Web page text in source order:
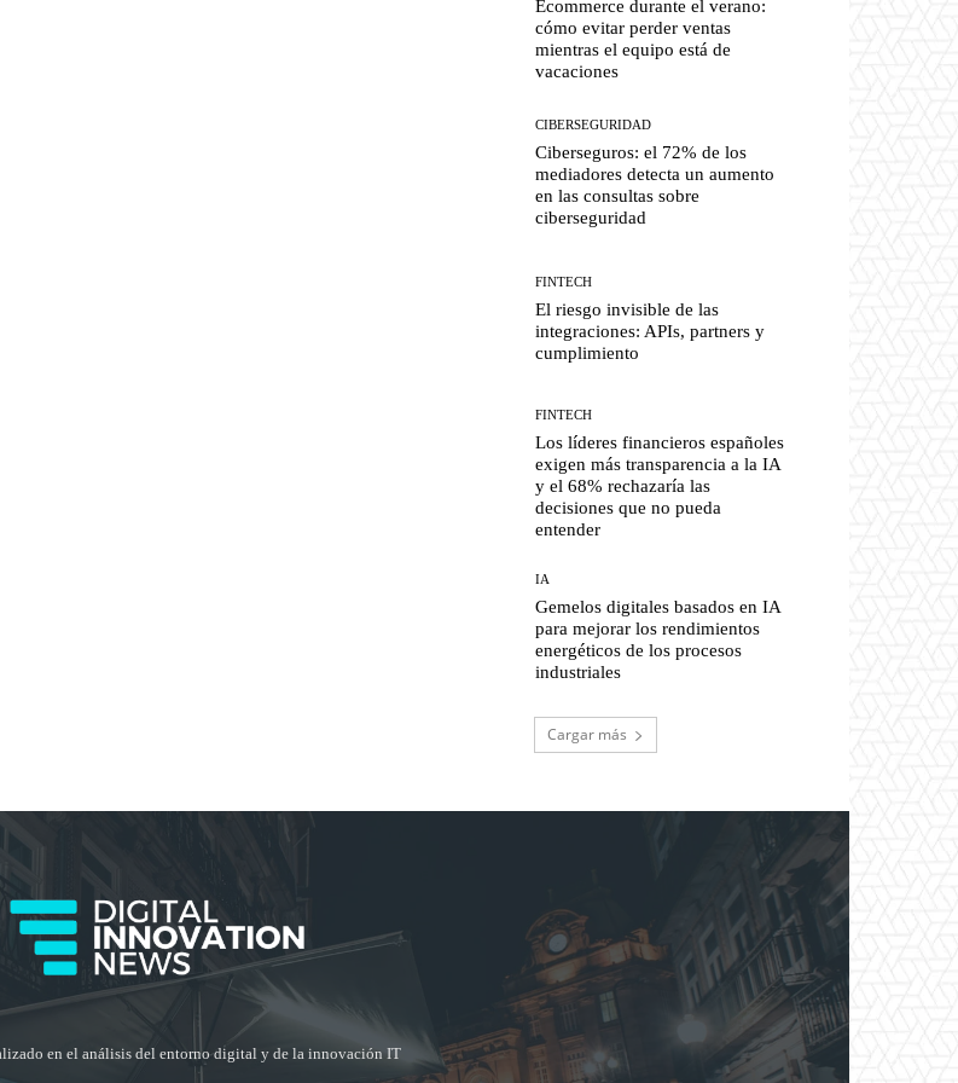
Ecommerce durante el verano:
cómo evitar perder ventas
mientras el equipo está de
vacaciones
CIBERSEGURIDAD
Ciberseguros: el 72% de los
mediadores detecta un aumento
en las consultas sobre
ciberseguridad
FINTECH
El riesgo invisible de las
integraciones: APIs, partners y
cumplimiento
FINTECH
Los líderes financieros españoles
exigen más transparencia a la IA
y el 68% rechazaría las
decisiones que no pueda
entender
IA
Gemelos digitales basados en IA
para mejorar los rendimientos
energéticos de los procesos
industriales
Cargar más
en el análisis del entorno digital y de la innovación IT